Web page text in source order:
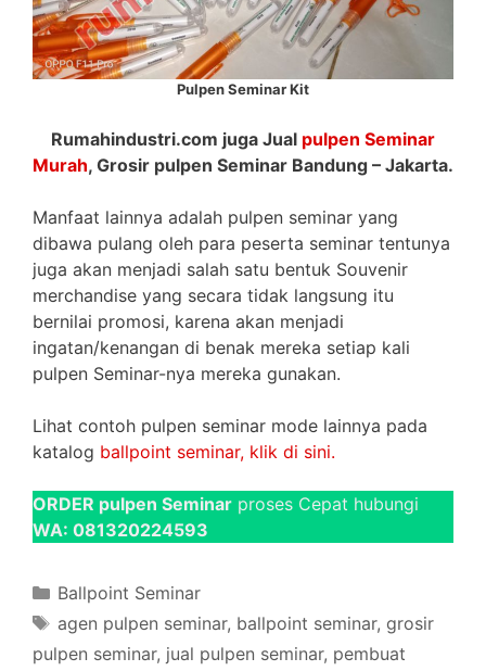
Pulpen Seminar Kit
Rumahindustri.com juga Jual pulpen Seminar
Murah, Grosir pulpen Seminar Bandung – Jakarta.
Manfaat lainnya adalah pulpen seminar yang
dibawa pulang oleh para peserta seminar tentunya
juga akan menjadi salah satu bentuk Souvenir
merchandise yang secara tidak langsung itu
bernilai promosi, karena akan menjadi
ingatan/kenangan di benak mereka setiap kali
pulpen Seminar-nya mereka gunakan.
Lihat contoh pulpen seminar mode lainnya pada
katalog ballpoint seminar, klik di sini.
ORDER pulpen Seminar proses Cepat hubungi
WA: 081320224593
Categories
Ballpoint Seminar
Tags
agen pulpen seminar, ballpoint seminar, grosir
pulpen seminar, jual pulpen seminar, pembuat